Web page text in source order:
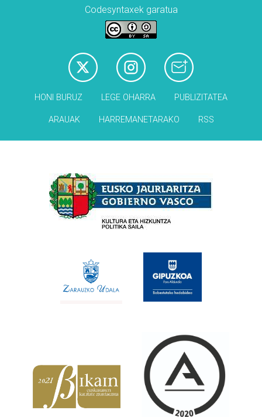
Codesyntaxek garatua
HONI BURUZ LEGE OHARRA PUBLIZITATEA
ARAUAK HARREMANETARAKO RSS